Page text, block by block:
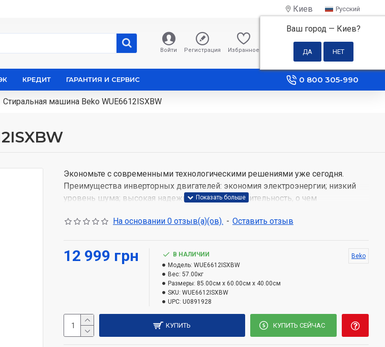
Киев
Ваш город — Киев?
Русский
Войти Регистрация Избранное
0 грн
КРЕДИТ ГАРАНТИЯ И СЕРВИС 0 800 305-990
Стиральная машина Beko WUE6612ISXBW
Экономьте с современными технологическими решениями уже сегодня.
Преимущества инверторных двигателей: экономия электроэнергии; низкий
уровень шума; высокая надежность и производительность, о чем
Больше не нужно тратить время на повседневную стирку благодаря
На основании 0 отзыв(а)(ов). - Оставить отзыв
12 999 грн
В НАЛИЧИИ
Модель: WUE6612ISXBW
Вес: 57.00кг
Размеры: 85.00см x 60.00см x 40.00см
SKU: WUE6612ISXBW
UPC: U0891928
Beko
КУПИТЬ КУПИТЬ СЕЙЧАС